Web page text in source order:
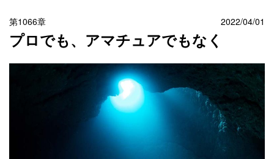
第1066章 2022/04/01
プロでも、アマチュアでもなく